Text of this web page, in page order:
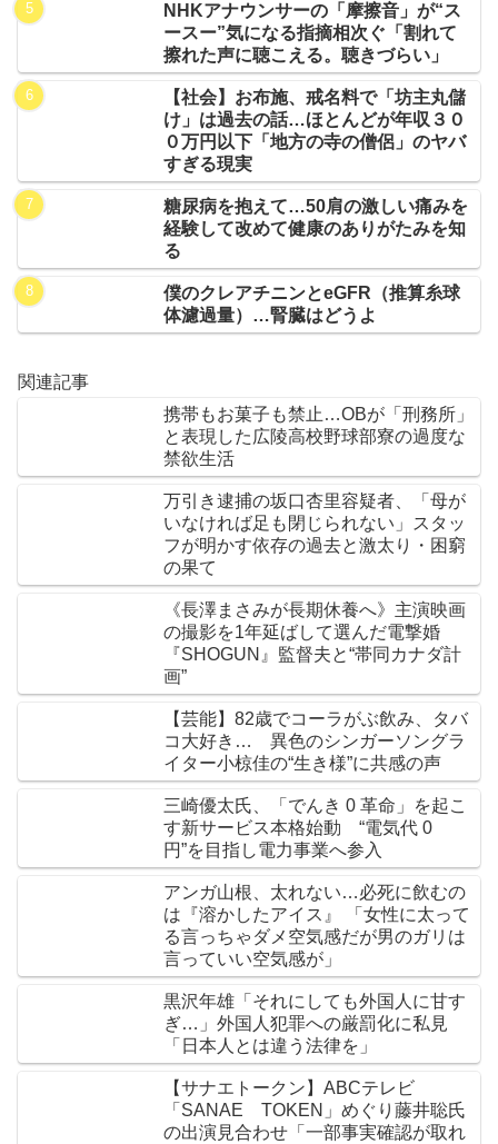
NHKアナウンサーの「摩擦音」が“ス
ースー”気になる指摘相次ぐ「割れて
擦れた声に聴こえる。聴きづらい」
【社会】お布施、戒名料で「坊主丸儲
け」は過去の話…ほとんどが年収３０
０万円以下「地方の寺の僧侶」のヤバ
すぎる現実
糖尿病を抱えて…50肩の激しい痛みを
経験して改めて健康のありがたみを知
る
僕のクレアチニンとeGFR（推算糸球
体濾過量）…腎臓はどうよ
関連記事
携帯もお菓子も禁止…OBが「刑務所」
と表現した広陵高校野球部寮の過度な
禁欲生活
万引き逮捕の坂口杏里容疑者、「母が
いなければ足も閉じられない」スタッ
フが明かす依存の過去と激太り・困窮
の果て
《長澤まさみが長期休養へ》主演映画
の撮影を1年延ばして選んだ電撃婚
『SHOGUN』監督夫と“帯同カナダ計
画”
【芸能】82歳でコーラがぶ飲み、タバ
コ大好き… 異色のシンガーソングラ
イター小椋佳の“生き様”に共感の声
三崎優太氏、「でんき 0 革命」を起こ
す新サービス本格始動 “電気代 0
円”を目指し電力事業へ参入
アンガ山根、太れない…必死に飲むの
は『溶かしたアイス』 「女性に太って
る言っちゃダメ空気感だが男のガリは
言っていい空気感が」
黒沢年雄「それにしても外国人に甘す
ぎ…」外国人犯罪への厳罰化に私見
「日本人とは違う法律を」
【サナエトークン】ABCテレビ
「SANAE TOKEN」めぐり藤井聡氏
の出演見合わせ「一部事実確認が取れ